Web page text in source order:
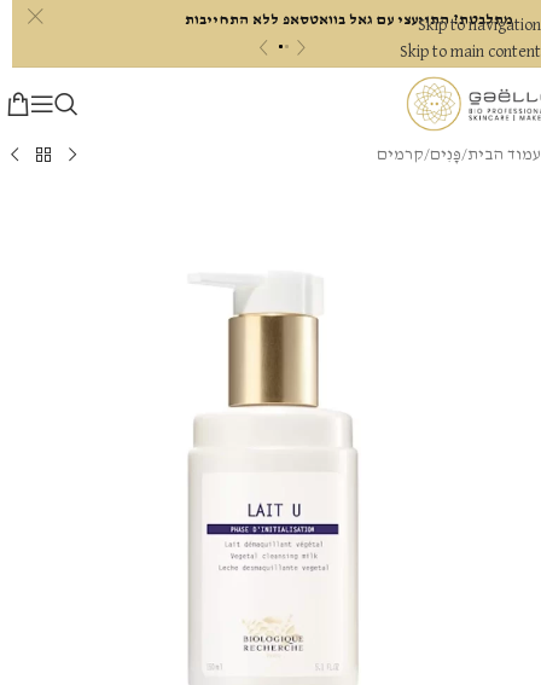
מתלבטת? התייעצי עם גאל בוואטסאפ ללא התחייבות
c
Skip to navigation
Skip to main content
עמוד הבית/פָּנִים/קרמים